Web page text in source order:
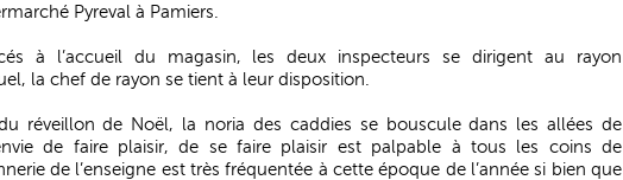
Pyreval à Pamiers.
à l’accueil du magasin, les deux inspecteurs se dirigent au rayon
la chef de rayon se tient à leur disposition.
réveillon de Noël, la noria des caddies se bouscule dans les allées de
de faire plaisir, de se faire plaisir est palpable à tous les coins de
de l’enseigne est très fréquentée à cette époque de l’année si bien que